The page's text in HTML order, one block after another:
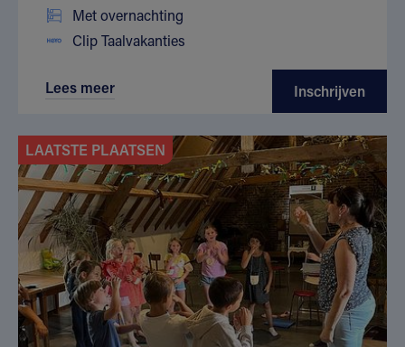
Met overnachting
Clip Taalvakanties
Lees meer Inschrijven
LAATSTE PLAATSEN